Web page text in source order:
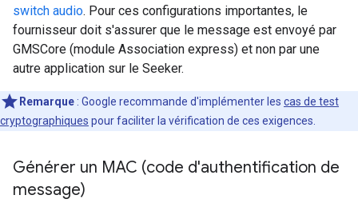
switch audio. Pour ces configurations importantes, le
fournisseur doit s'assurer que le message est envoyé par
GMSCore (module Association express) et non par une
autre application sur le Seeker.
Remarque : Google recommande d'implémenter les cas de test
cryptographiques pour faciliter la vérification de ces exigences.
Générer un MAC (code d'authentification de
message)